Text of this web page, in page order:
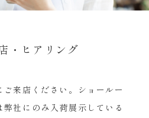
・ヒアリング
ご来店ください。ショールー
弊社にのみ入荷展示している